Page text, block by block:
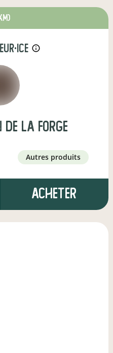
info_outline
la forge
autres produits
Acheter